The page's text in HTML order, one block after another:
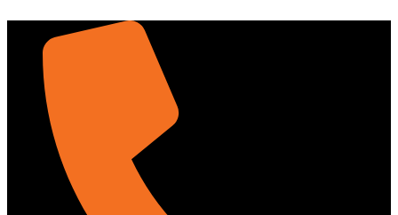
contenu